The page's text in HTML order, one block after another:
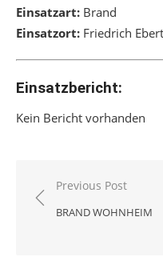
Einsatzart: Brand
Einsatzort: Friedrich
Einsatzbericht:
Kein Bericht vorhanden
Previous Post
BRAND WOHNHEIM